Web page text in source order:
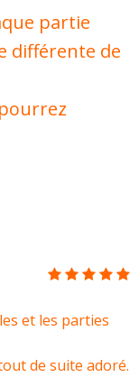
partie
différente de
et les parties
de suite adoré.